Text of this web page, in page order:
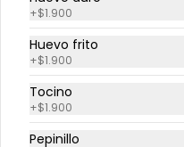
$9.500
Hamburguesa grosso
Hamburguesa, tocino, jamón,
+$1.900
Huevo frito
+$1.900
Tocino
+$1.900
Pepinillo